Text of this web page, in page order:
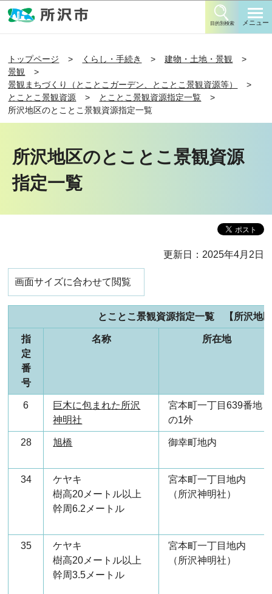
目的別検索 メニュー
トップページ くらし・手続き
建物・土地・景観
景観
景観まちづくり（とことこガーデン、とことこ景観資源等）
とことこ景観資源
とことこ景観資源指定一覧
所沢地区のとことこ景観資源指定一覧
所沢地区のとことこ景観資源
指定一覧
更新日：2025年4月2日
画面サイズに合わせて閲覧
とことこ景観資源指定一覧 【所沢地
指
定
番
号
名称 所在地
6
巨木に包まれた所沢
神明社
宮本町一丁目639番地
の1外
28 旭橋 御幸町地内
34
ケヤキ
樹高20メートル以上
幹周6.2メートル
宮本町一丁目地内
（所沢神明社）
35
ケヤキ
樹高20メートル以上
幹周3.5メートル
宮本町一丁目地内
（所沢神明社）